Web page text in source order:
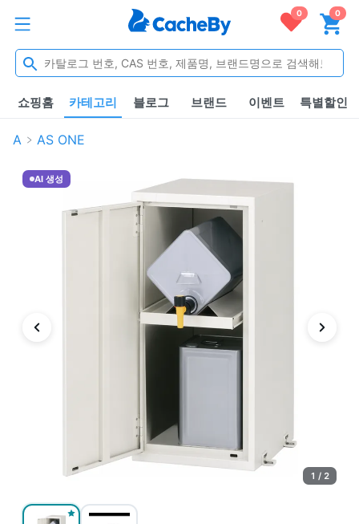
0 0
쇼핑홈 카테고리 블로그 브랜드 이벤트 특별할인
A AS ONE
AI 생성
1 / 2